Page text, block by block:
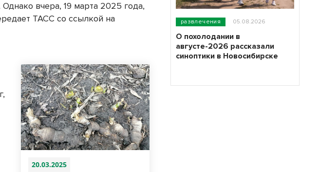
вчера, 19 марта 2025 года,
ТАСС со ссылкой на
20.03.2025
развлечения 05.08.2026
О похолодании в
августе-2026 рассказали
синоптики в Новосибирске